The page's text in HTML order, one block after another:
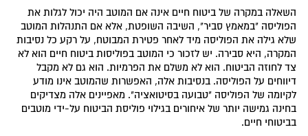
השאלה במקרה של ביטוח חיים אינה אם המוטב היה יכול לגלות את
הפוליסה "במאמץ סביר", השיבה השופטת, אלא אם התנהלות המוטב
שלא גילה את הפוליסה מיד לאחר פטירת המבוטח, על רקע כל נסיבות
המקרה, היא סבירה. יש לזכור כי המוטב בפוליסות ביטוח חיים הוא לא
צד לחוזה הביטוח. הוא לא משלם את הפרמיות. הוא גם לא מקבל
דיווחים על הפוליסה. בנסיבות אלה, האפשרות שהמוטב אינו מודע
לקיומה של הפוליסה "טבועה בסיטואציה". מאפיינים אלה מצדיקים
בחינה גמישה יותר של איחורים בגילוי פוליסת הביטוח על-ידי מוטבים
בביטוחי חיים.